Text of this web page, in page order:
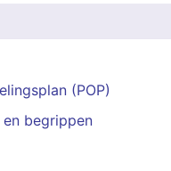
(POP)
begrippen